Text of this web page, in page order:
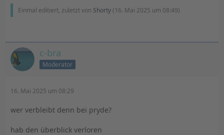
Einmal editiert, zuletzt von Shorty (16. Mai 2025 um 08:49)
c-bra
Moderator
16. Mai 2025 um 08:29
wer verbleibt denn bei pryde?
hab den überblick verloren